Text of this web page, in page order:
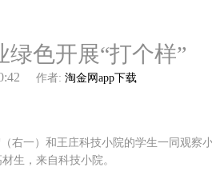
绿色开展“打个样”
作者: 淘金网app下载
一）和王庄科技小院的学生一同观察
生，来自科技小院。